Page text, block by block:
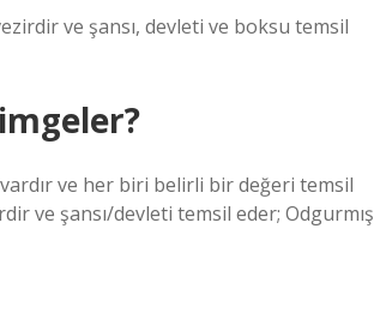
ve şansı, devleti ve boksu temsil
ve her biri belirli bir değeri temsil
ve şansı/devleti temsil eder; Odgurmış